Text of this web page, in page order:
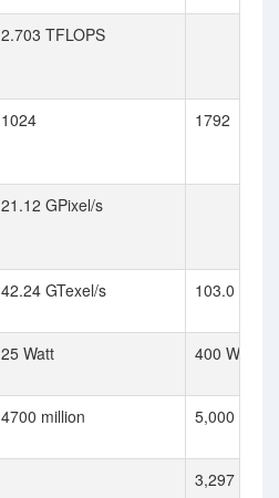
2.703 TFLOPS
1024 1792
21.12 GPixel/s
42.24 GTexel/s 103.0
25 Watt 400 Watt
4700 million 5,000
3,297